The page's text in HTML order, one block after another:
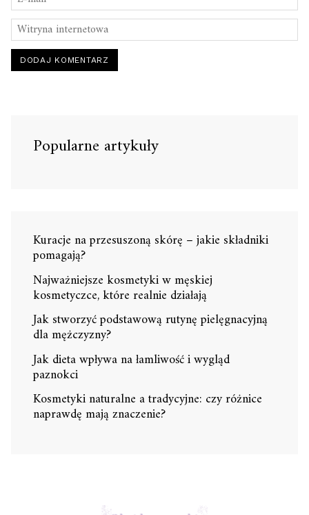
Popularne artykuły
Kuracje na przesuszoną skórę – jakie składniki
pomagają?
Najważniejsze kosmetyki w męskiej
kosmetyczce, które realnie działają
Jak stworzyć podstawową rutynę pielęgnacyjną
dla mężczyzny?
Jak dieta wpływa na łamliwość i wygląd
paznokci
Kosmetyki naturalne a tradycyjne: czy różnice
naprawdę mają znaczenie?